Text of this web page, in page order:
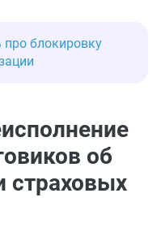
про блокировку
об
страховых